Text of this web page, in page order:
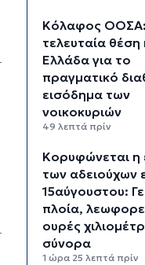
Κόλαφος
τελευταία θέση
Ελλάδα για το
πραγματικό
εισόδημα των
νοικοκυριών
49 λεπτά πρίν
Κορυφώνεται η
των αδειούχων
15αύγουστου:
πλοία,
ουρές
σύνορα
1 ώρα 25 λεπτά πρίν